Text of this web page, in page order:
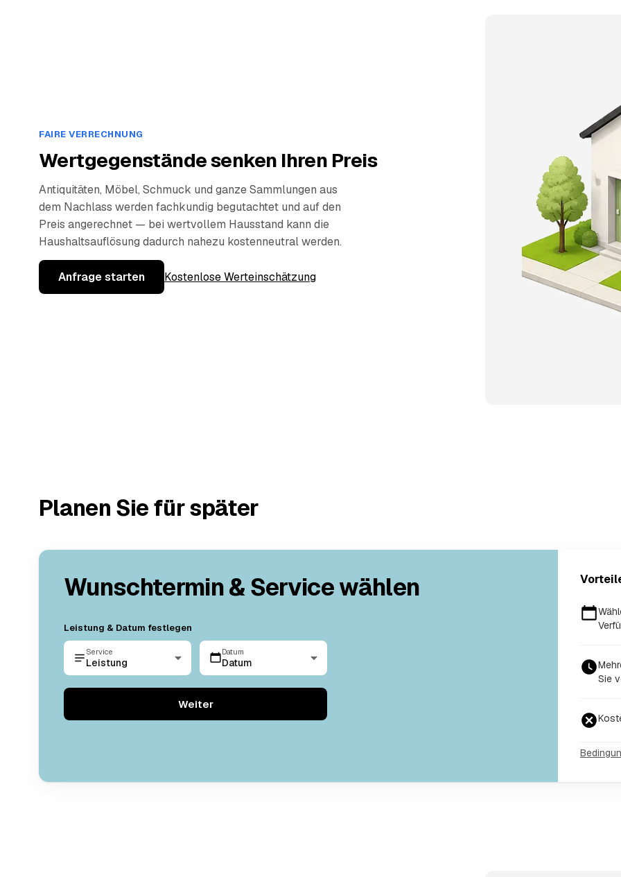
FAIRE VERRECHNUNG
Wertgegenstände senken Ihren Preis
Antiquitäten, Möbel, Schmuck und ganze Sammlungen aus
dem Nachlass werden fachkundig begutachtet und auf den
Preis angerechnet — bei wertvollem Hausstand kann die
Haushaltsauflösung dadurch nahezu kostenneutral werden.
Anfrage starten Kostenlose Werteinschätzung
Planen Sie für später
Wunschtermin & Service wählen
Leistung & Datum festlegen
Service
Leistung
Datum
Datum
Weiter
Sie